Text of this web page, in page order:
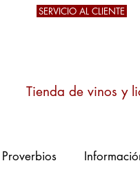
SERVICIO AL CLIENTE
Tienda de vinos y
Proverbios